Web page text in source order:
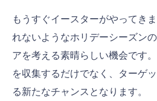
店頭で賞品やゲームを用意
ユーザー参加型コンテンツ
完璧なゲームを見つけよう
もうすぐイースターがやってき
れないようなホリデーシーズン
アを考える素晴らしい機会です
を収集するだけでなく、ターゲ
る新たなチャンスとなります。